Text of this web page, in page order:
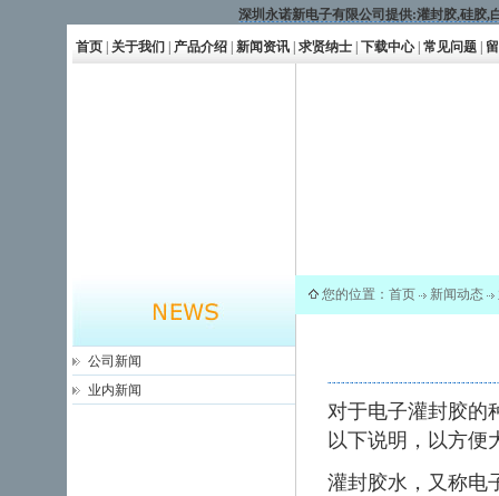
深圳永诺新电子有限公司提供:灌封胶,硅胶,
首页 关于我们 产品介绍 新闻资讯 求贤纳士 下载中心| 常见问题
公司新闻
业内新闻
您的位置： 首页 新闻动态
对于电子灌封胶的
以下说明，以方便
灌封胶水，又称电